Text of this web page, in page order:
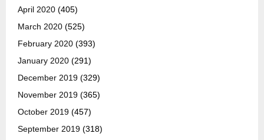
April 2020 (405)
March 2020 (525)
February 2020 (393)
January 2020 (291)
December 2019 (329)
November 2019 (365)
October 2019 (457)
September 2019 (318)